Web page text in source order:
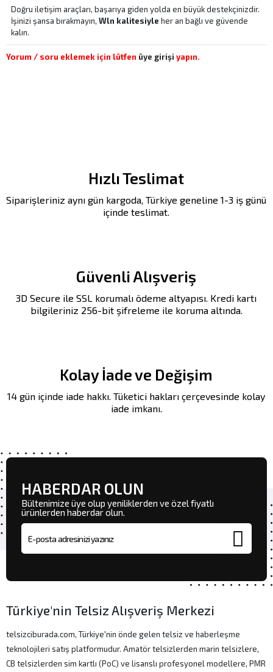
Doğru iletişim araçları, başarıya giden yolda en büyük destekçinizdir.
İşinizi şansa bırakmayın,Wln kalitesiyle her an bağlı ve güvende
kalın.
Yorum / soru eklemek için lütfen üye girişiyapın.
Hızlı Teslimat
Siparişleriniz aynı gün kargoda, Türkiye geneline 1-3 iş günü
içinde teslimat.
Güvenli Alışveriş
3D Secure ile SSL korumalı ödeme altyapısı. Kredi kartı
bilgileriniz 256-bit şifreleme ile koruma altında.
Kolay İade ve Değişim
14 gün içinde iade hakkı. Tüketici hakları çerçevesinde kolay
iade imkanı.
HABERDAR OLUN
Bültenimize üye olup yeniliklerden ve özel fiyatlı
ürünlerden haberdar olun.
E-posta adresi
Türkiye'nin Telsiz Alışveriş Merkezi
telsizciburada.com, Türkiye'nin önde gelen telsiz ve haberleşme
teknolojileri satış platformudur. Amatör telsizlerden marin telsizlere,
CB telsizlerden sim kartlı (PoC) ve lisanslı profesyonel modellere, PMR